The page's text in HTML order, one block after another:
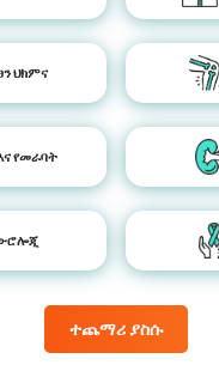
ተጨማሪ ያስሱ
ህክምና
የመራባት